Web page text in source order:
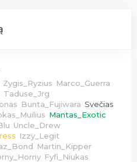
Zygis_Ryzius Marco_Guerra
Taduse_Jrg
Bunta_Fujiwara Svečias
Mantas_Exotic
Uncle_Drew
Izzy_Legit
Martin_Kipper
Fyfi_Niukas